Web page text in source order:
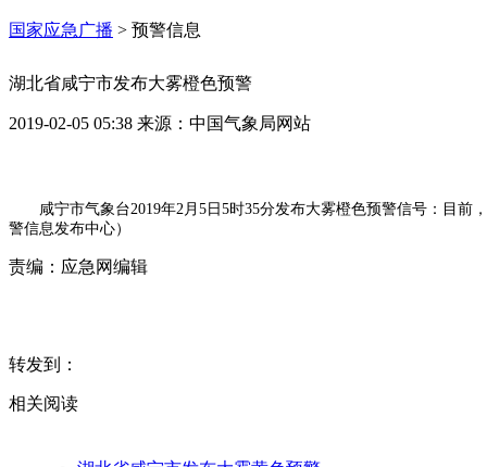
国家应急广播 > 预警信息
湖北省咸宁市发布大雾橙色预警
2019-02-05 05:38 来源： 中国气象局网站
咸宁市气象台2019年2月5日5时35分发布大雾橙色预警信号：目
警信息发布中心）
责编： 应急网编辑
转发到：
相关阅读